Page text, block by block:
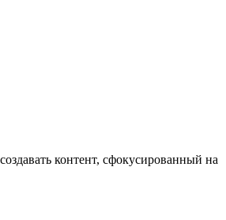
контент, сфокусированный на